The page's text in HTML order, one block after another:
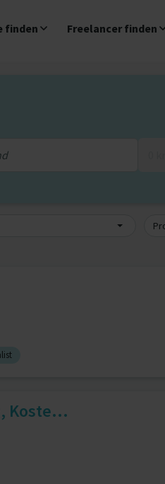
finden Freelancer finden
Koste...